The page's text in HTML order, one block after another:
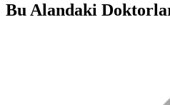
Bu Alandaki